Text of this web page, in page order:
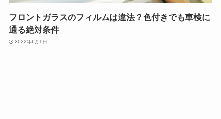
フロントガラスのフィルムは違法？色付きでも車検に
通る絶対条件
2022年6月1日